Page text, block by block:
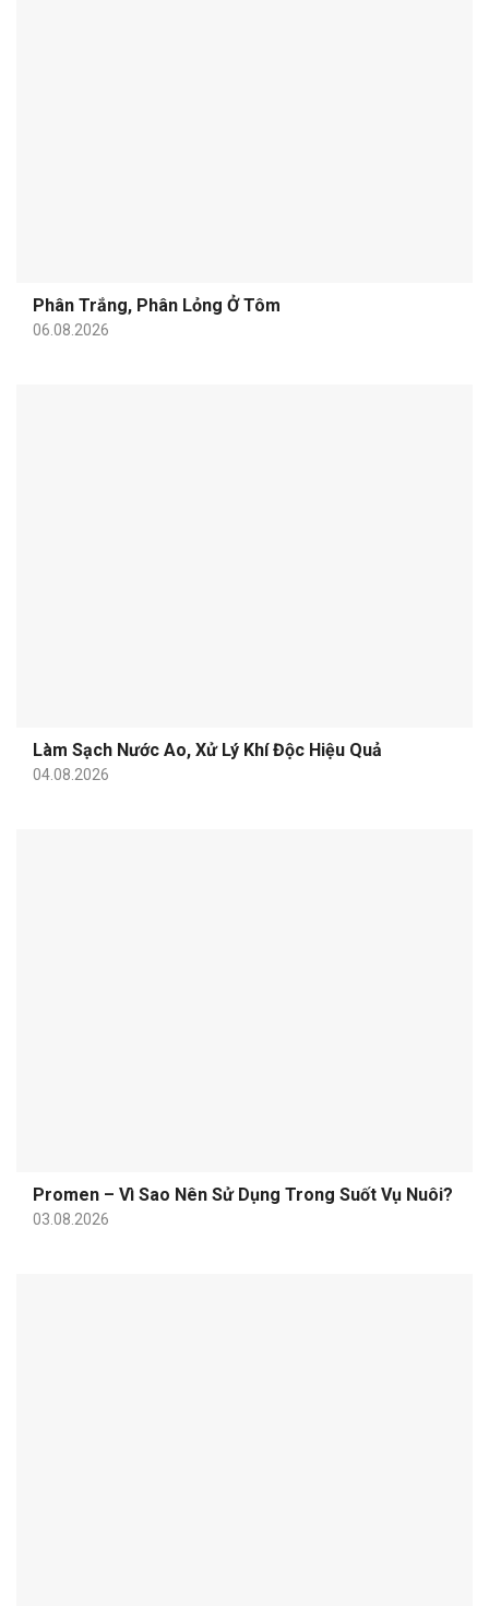
Phân Trắng, Phân Lỏng Ở Tôm
06.08.2026
Làm Sạch Nước Ao, Xử Lý Khí Độc Hiệu Quả
04.08.2026
Promen – Vì Sao Nên Sử Dụng Trong Suốt Vụ Nuôi?
03.08.2026